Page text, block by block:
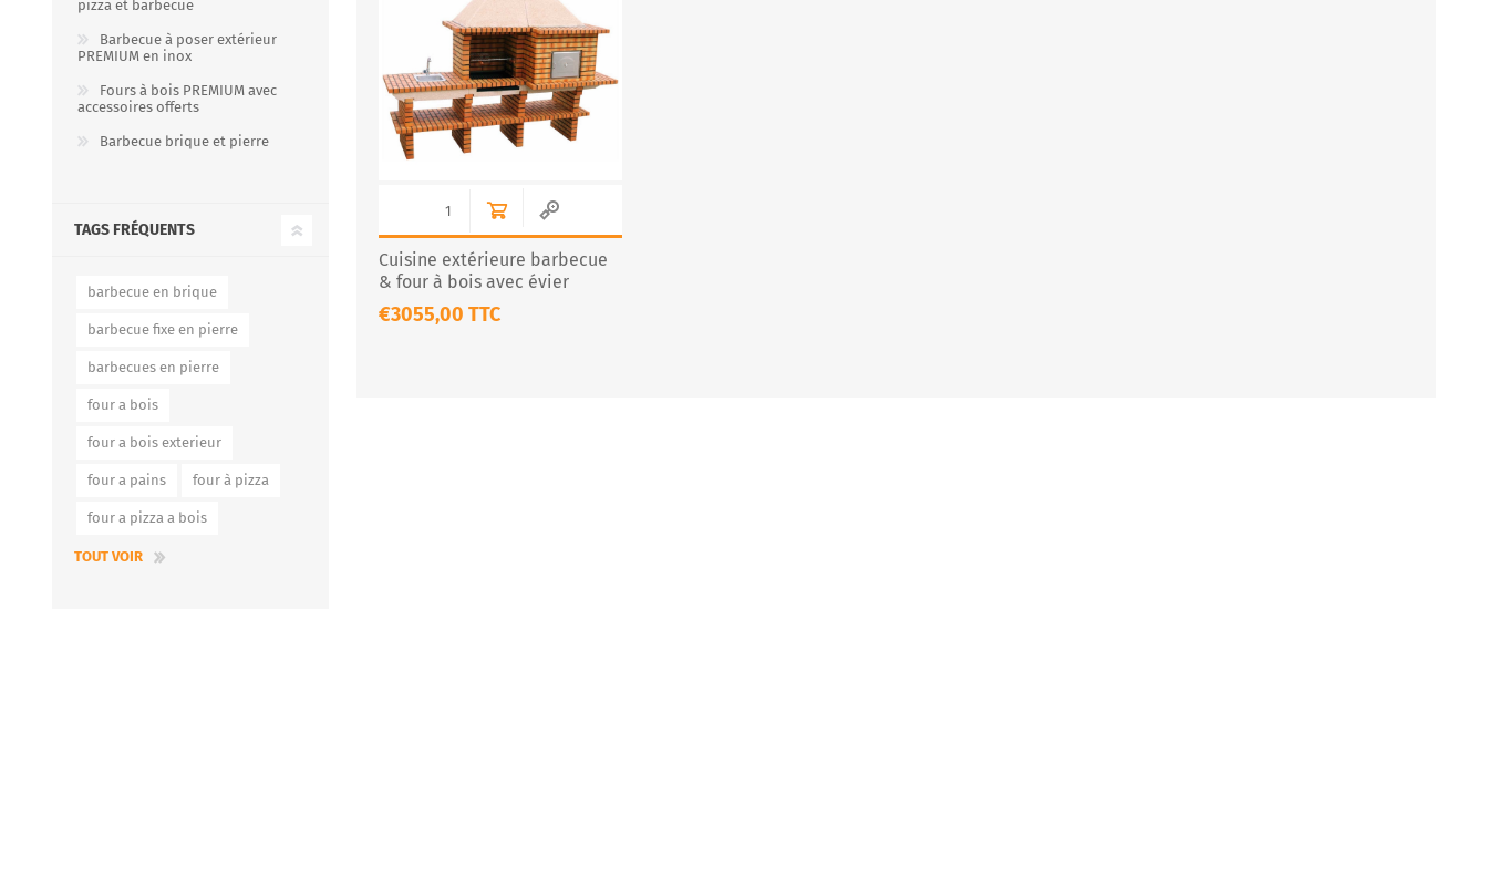
FOURS À PIZZA/PAIN AU
GAZ
Four à pizza au gaz FUMUS
Blanc 80, 100, 120
Four à pizza au gaz FUMUS
Noir 80, 100, 120
ACCESSOIRES POUR FOUR
À BOIS
Cuisine extérieure barbecue
& four à bois avec évier
CS145-75-60
€3055,00 TTC
pizza et barbecue
Barbecue à poser extérieur
PREMIUM en inox
Fours à bois PREMIUM avec
accessoires offerts
Barbecue brique et pierre
TAGS FRÉQUENTS
barbecue en brique
barbecue fixe en pierre
barbecues en pierre
four a bois
four a bois exterieur
four a pains four à pizza
four a pizza a bois
TOUT VOIR